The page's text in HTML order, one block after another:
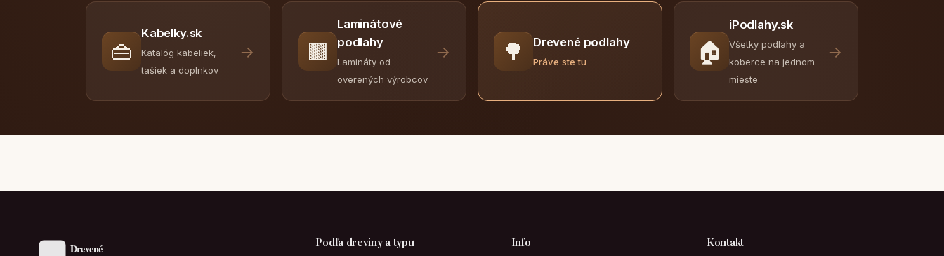
👜
Kabelky.sk
Katalóg kabeliek,
tašiek a doplnkov
→ 🟫
Laminátové
podlahy
Lamináty od
overených výrobcov
→ 🌳 Drevené podlahy
Práve ste tu 🏠
iPodlahy.sk
Všetky podlahy a
koberce na jednom
mieste
→
Podľa dreviny a typu Info Kontakt